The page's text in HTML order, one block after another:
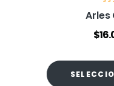
a
o
d
o
e
Arles
$